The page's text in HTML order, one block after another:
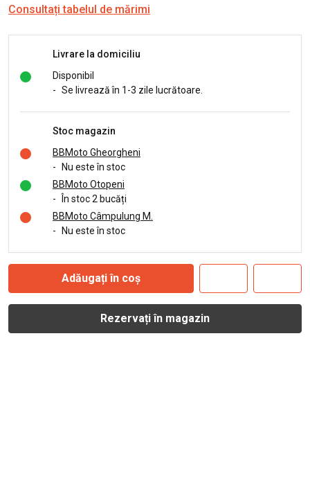
Consultați tabelul de mărimi
Livrare la domiciliu
Disponibil
- Se livrează în 1-3 zile lucrătoare.
Stoc magazin
BBMoto Gheorgheni
-
Nu este în stoc
BBMoto Otopeni
-
În stoc 2 bucăți
BBMoto Câmpulung M.
-
Nu este în stoc
Adăugați în coș
Rezervați în magazin